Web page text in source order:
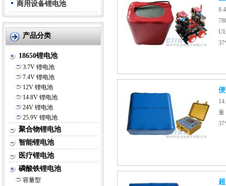
商用设备锂电池
产品分类
18650锂电池
3.7V 锂电池
7.4V 锂电池
12V 锂电池
14.8V 锂电池
24V 锂电池
25.9V 锂电池
聚合物锂电池
智能锂电池
医疗锂电池
磷酸铁锂电池
容量型
量